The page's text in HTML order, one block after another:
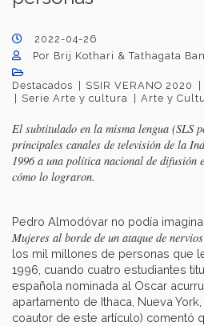
2022-04-26
Por Brij Kothari & Tathagata
Destacados SSIR VERANO 2020
Serie Arte y cultura
Arte y
El subtitulado en la misma lengua (SLS
principales canales de televisión de la
1996 a una política nacional de difusión
cómo lo lograron.
Pedro Almodóvar no podía
Mujeres al borde de un ataque de nervios
los mil millones de personas que
1996, cuando cuatro estudiantes
española nominada al Oscar
apartamento de Ithaca, Nueva
coautor de este artículo) comentó